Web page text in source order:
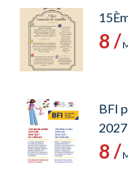
8 /
BFI
2027
8 /